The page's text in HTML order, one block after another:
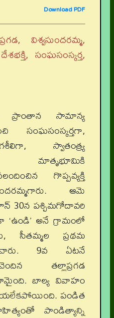
Download PDF
విశ్వసుందరమ్మ,
సంఘసంస్కర్త,
ప్రాంతాన సామాన్య
సంఘసంస్కర్తగా,
స్వాతంత్ర్య
మాతృభూమికి
గొప్పవ్యక్తి
ఆమె
30న పశ్చిమగోదావరి
అనే గ్రామంలో
సీతమ్మల ప్రథమ
9వ ఏటనే
తల్లాప్రగడ
బాల్య వివాహం
పండిత
పాండిత్యాన్ని